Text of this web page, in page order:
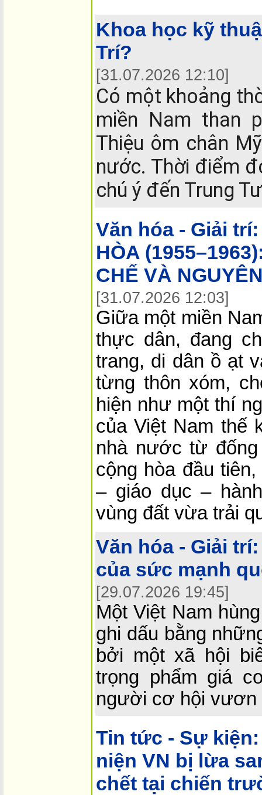
Khoa học kỹ
Trí?
[31.07.2026 12:10]
Có một khoảng
miền Nam than
Thiệu ôm chân
nước. Thời điểm
chú ý đến Trung
Văn hóa - Giải trí:
HÒA
CHẾ VÀ
[31.07.2026 12:03]
Giữa một miền
thực dân, đang
trang, di dân ồ ạt
từng thôn xóm,
hiện như một thí
của Việt Nam thế
nhà nước từ
cộng hòa đầu
– giáo dục –
vùng đất vừa trải
Văn hóa - Giải trí:
của sức mạnh
[29.07.2026 19:45]
Một Việt Nam
ghi dấu bằng
bởi một xã hội
trọng phẩm giá
người cơ hội vươn
Tin tức - Sự kiện:
niện VN bị lừa
chết tại chiến